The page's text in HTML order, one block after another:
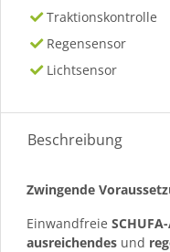
Traktionskontrolle
Regensensor
Lichtsensor
Beschreibung
Zwingende
Einwandfreie
ausreichendes und